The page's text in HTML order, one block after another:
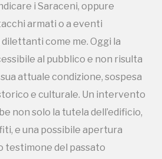
i Saraceni, oppure
armati o a eventi
come me. Oggi la
al pubblico e non risulta
attuale condizione, sospesa
e culturale. Un intervento
non solo la tutela dell’edificio,
e una possibile apertura
testimone del passato
in questo